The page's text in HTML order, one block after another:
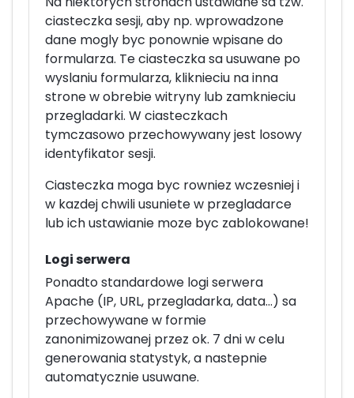
ciasteczka sesji, aby np. wprowadzone
dane mogly byc ponownie wpisane do
formularza. Te ciasteczka sa usuwane po
wyslaniu formularza, kliknieciu na inna
strone w obrebie witryny lub zamknieciu
przegladarki. W ciasteczkach
tymczasowo przechowywany jest losowy
identyfikator sesji.
Ciasteczka moga byc rowniez wczesniej i
w kazdej chwili usuniete w przegladarce
lub ich ustawianie moze byc zablokowane!
Logi serwera
Ponadto standardowe logi serwera
Apache (IP, URL, przegladarka, data...) sa
przechowywane w formie
zanonimizowanej przez ok. 7 dni w celu
generowania statystyk, a nastepnie
automatycznie usuwane.